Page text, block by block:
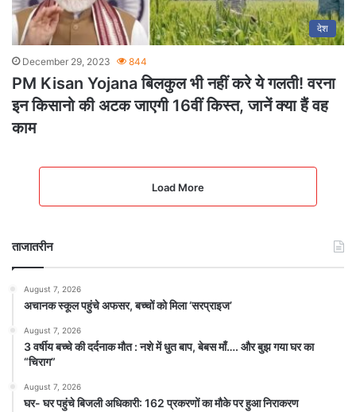
देश
December 29, 2023 844
PM Kisan Yojana बिलकुल भी नहीं करे ये गलती! वरना
इन किसानो की अटक जाएगी 16वीं किस्त, जानें क्या हैं वह
काम
Load More
ताजातरीन
August 7, 2026
अचानक स्कूल पहुंचे अफसर, बच्चों को मिला ‘सरप्राइज’
August 7, 2026
3 वर्षीय बच्चे की दर्दनाक मौत : नशे में धुत बाप, बेबस माँ…. और बुझ गया घर का
“चिराग”
August 7, 2026
घर- घर पहुंचे बिजली अधिकारी: 162 प्रकरणों का मौके पर हुआ निराकरण